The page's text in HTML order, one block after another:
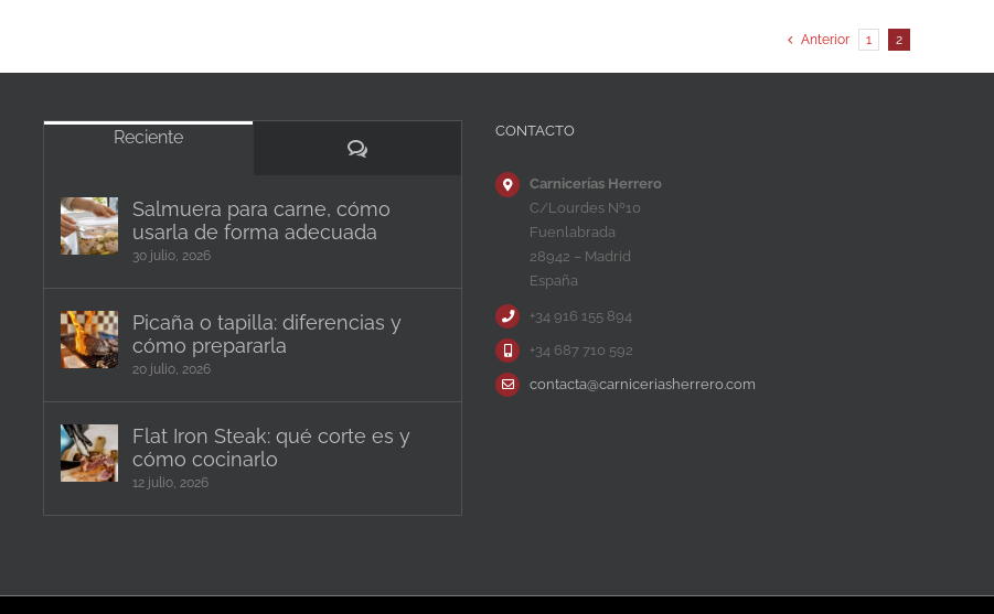
Anterior 1 2
Reciente
Comentarios
Salmuera para carne, cómo
usarla de forma adecuada
30 julio, 2026
Picaña o tapilla: diferencias y
cómo prepararla
20 julio, 2026
Flat Iron Steak: qué corte es y
cómo cocinarlo
12 julio, 2026
CONTACTO
Carnicerías Herrero
C/Lourdes Nº10
Fuenlabrada
28942 – Madrid
España
+34 916 155 894
+34 687 710 592
contacta@carniceriasherrero.com